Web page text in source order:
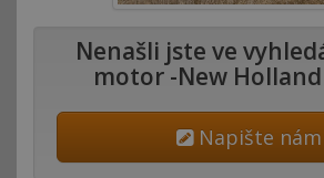
Nenašli jste ve
motor -New Holland
Napište nám